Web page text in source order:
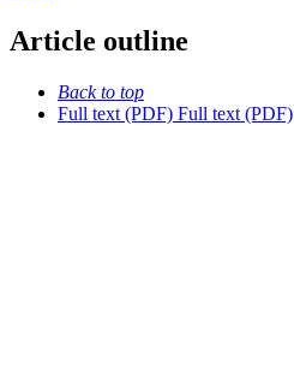
Article outline
Back to top
Full text (PDF) Full text (PDF)